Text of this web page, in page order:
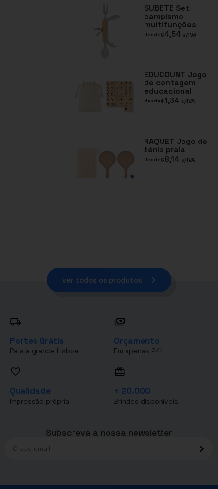
SUBETE Set
campismo
multifunções
desde€4,54 s/IVA
EDUCOUNT Jogo
de contagem
educacional
desde€1,34 s/IVA
RAQUET Jogo de
ténis praia
desde€8,14 s/IVA
ver todos os produtos
Portes Grátis
Para a grande Lisboa
Orçamento
Em apenas 24h
Qualidade
Impressão própria
+ 20.000
Brindes disponíveis
Subscreva a nossa newsletter